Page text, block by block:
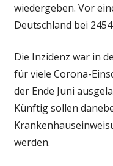
wiedergeben. Vor
Deutschland bei
Die Inzidenz war in
für viele Corona-
der Ende Juni
Künftig sollen
werden.